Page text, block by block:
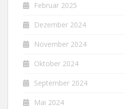
Februar 2025
Dezember 2024
November 2024
Oktober 2024
September 2024
Mai 2024